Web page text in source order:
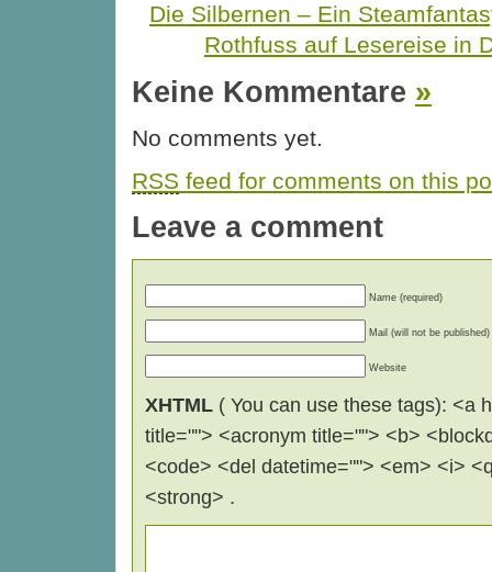
Die Silbernen – Ein
Rothfuss auf Lesereise in
Keine Kommentare »
No comments yet.
RSS feed for comments on this
Leave a comment
Name (required)
Mail (will not be published)
Website
XHTML ( You can use these tags): <a
title=""> <acronym title=""> <b>
<code> <del datetime=""> <em> <i>
<strong> .